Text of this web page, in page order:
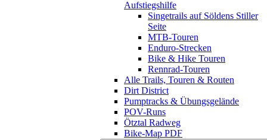
Aufstiegshilfe
Singetrails auf Söldens Stiller
Seite
MTB-Touren
Enduro-Strecken
Bike & Hike Touren
Rennrad-Touren
Alle Trails, Touren & Routen
Dirt District
Pumptracks & Übungsgelände
POV-Runs
Ötztal Radweg
Bike-Map PDF